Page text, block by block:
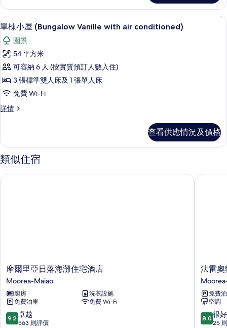
園
的
相
片
廚
房,
花
園
詳
情
載
入
所
有
單
棟
屋
Vanille
with
air
conditioned)
單棟小屋 (Bungalow Vanille with air
6
單棟小屋 (Bungalow Vanille with air conditioned)
園景
54 平方米
可容納 6 人 (按實質預訂人數入住)
3 張標準雙人床及 1 張單人床
免費 Wi-Fi
詳情
單
(Bungalow
Vanille
with
air
conditioned)
查看供應情況及價格
類似住宿
摩
爾
里
亞
日
落
海
摩爾里亞日落海灘住宅酒店
Moorea-Maiao
廚房
洗衣設施
免費泊車
免費 Wi-Fi
9.2
分
9.2 卓越
563 則評價
摩爾里亞日落海灘住宅酒店
法
雷
奧
特
海
灘
法雷奧
免費
空調
8.0
分
8.0 很好
25
法雷奧